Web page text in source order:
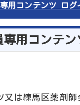
専用コンテンツ ログ
専用コンテ
又は練馬区薬剤